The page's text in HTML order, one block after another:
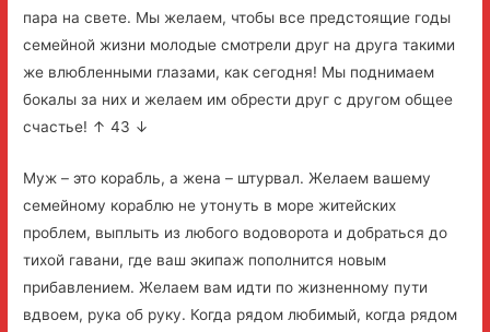
пара на свете. Мы желаем, чтобы все предстоящие годы
семейной жизни молодые смотрели друг на друга такими
же влюбленными глазами, как сегодня! Мы поднимаем
бокалы за них и желаем им обрести друг с другом общее
счастье! ↑ 43 ↓
Муж – это корабль, а жена – штурвал. Желаем вашему
семейному кораблю не утонуть в море житейских
проблем, выплыть из любого водоворота и добраться до
тихой гавани, где ваш экипаж пополнится новым
прибавлением. Желаем вам идти по жизненному пути
вдвоем, рука об руку. Когда рядом любимый, когда рядом